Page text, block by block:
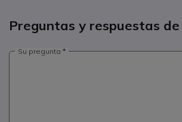
Preguntas y respuestas
Su pregunta